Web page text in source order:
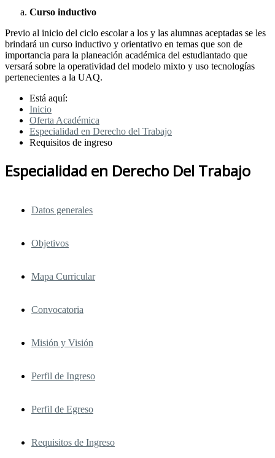
Curso inductivo
Previo al inicio del ciclo escolar a los y las alumnas aceptadas se les
brindará un curso inductivo y orientativo en temas que son de
importancia para la planeación académica del estudiantado que
versará sobre la operatividad del modelo mixto y uso tecnologías
pertenecientes a la UAQ.
Está aquí:
Inicio
Oferta Académica
Especialidad en Derecho del Trabajo
Requisitos de ingreso
Especialidad en Derecho Del Trabajo
Datos generales
Objetivos
Mapa Curricular
Convocatoria
Misión y Visión
Perfil de Ingreso
Perfil de Egreso
Requisitos de Ingreso